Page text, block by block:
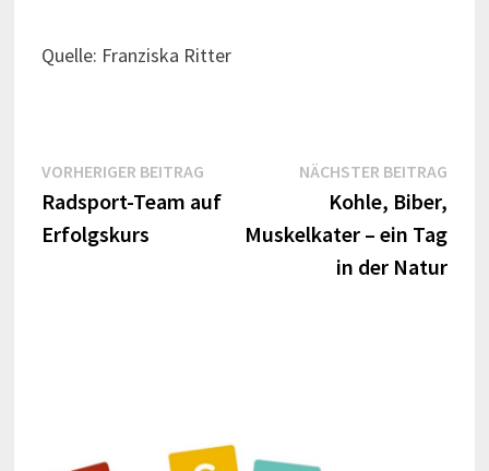
Quelle: Franziska Ritter
Beitrags-
Navigation
VORHERIGER BEITRAGVorheriger
Beitrag:
Radsport-Team auf
Erfolgskurs
NÄCHSTER BEITRAG
Kohle, Biber,
Muskelkater – ein Tag
in der Natur